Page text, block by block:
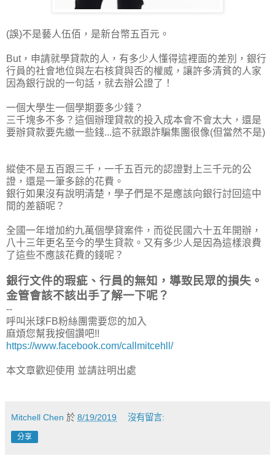
(誤)不是藝人伍佰，是新台幣五百元。
But，申請就學貸款的人，有多少人懂得這裡面的差別，銀行
行員的社會地位與左右核貸與否的權威，讓許多清貧的人家
因為銀行說的一句話，就去辦公證了！
一個大學生一個學期要多少錢？
三千塊多不多？這個辦理貸款的投入成本會不會太大，還是
要辦貸款要先繳一些錢...這不就跟詐騙集團很像(但當然不是)
縱使不是五百跟三千，一千五百元的認證對上三千元的公
證，還是一筆多餘的花費。
銀行如果沒有說明清楚，學子們是不是應該向銀行討回這中
間的差額呢？
全國一年增加約九萬個學貸案件，而從民國六十五年開辦，
八十三年更名至今的學生貸款。又有多少人是因為這樣浪費
了這些不應該花費的錢呢？
銀行文件的瑕疵、行員的無知，導致民眾的損失。
金管會該不該出手了解一下呢？
--
呼叫米球FB粉絲團需要您的加入
麻煩您幫我按個讚吧!!
https://www.facebook.com/callmitcehll/
本文章歡迎使用 並請註明出處
Mitchell Chen 於 8/19/2019 沒有留言:
分享